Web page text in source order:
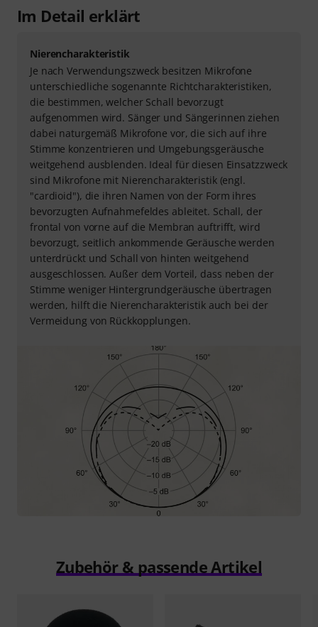
Im Detail erklärt
Nierencharakteristik
Je nach Verwendungszweck besitzen Mikrofone
unterschiedliche sogenannte Richtcharakteristiken,
die bestimmen, welcher Schall bevorzugt
aufgenommen wird. Sänger und Sängerinnen ziehen
dabei naturgemäß Mikrofone vor, die sich auf ihre
Stimme konzentrieren und Umgebungsgeräusche
weitgehend ausblenden. Ideal für diesen Einsatzzweck
sind Mikrofone mit Nierencharakteristik (engl.
"cardioid"), die ihren Namen von der Form ihres
bevorzugten Aufnahmefeldes ableitet. Schall, der
frontal von vorne auf die Membran auftrifft, wird
bevorzugt, seitlich ankommende Geräusche werden
unterdrückt und Schall von hinten weitgehend
ausgeschlossen. Außer dem Vorteil, dass neben der
Stimme weniger Hintergrundgeräusche übertragen
werden, hilft die Nierencharakteristik auch bei der
Vermeidung von Rückkopplungen.
Zubehör & passende Artikel